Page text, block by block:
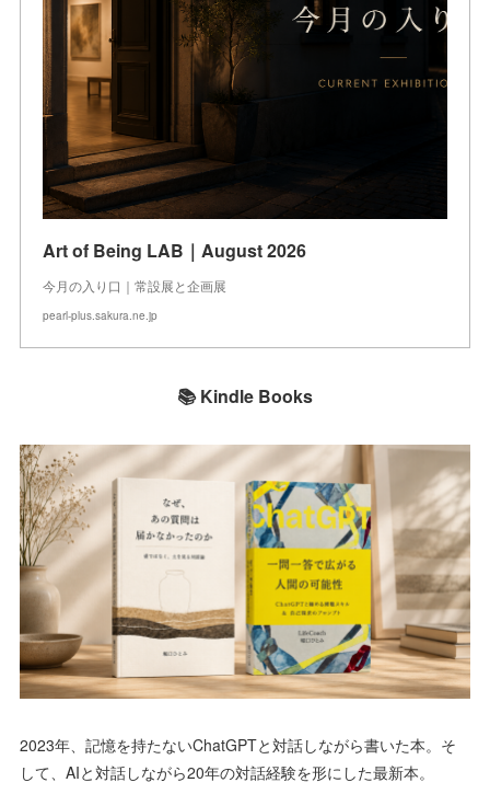
Art of Being LAB｜August 2026
今月の入り口｜常設展と企画展
pearl-plus.sakura.ne.jp
📚 Kindle Books
2023年、記憶を持たないChatGPTと対話しながら書いた本。そ
して、AIと対話しながら20年の対話経験を形にした最新本。